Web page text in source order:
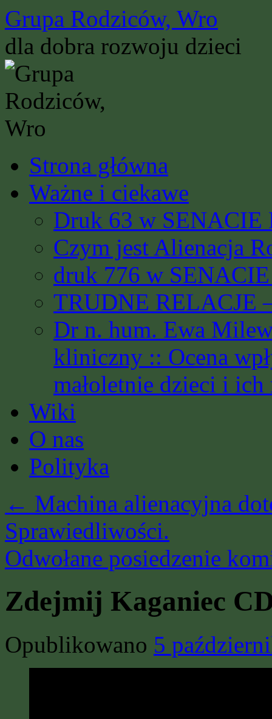
Przejdź
do
treści
Grupa Rodziców, Wro
dla dobra rozwoju dzieci
Strona główna
Ważne i ciekawe
Druk 63 w SENACIE
Czym jest Alienacja
druk 776 w
TRUDNE RELACJE
Dr n. hum. Ewa
kliniczny :: Ocena
małoletnie dzieci i
Wiki
O nas
Polityka
← Machina alienacyjna
Sprawiedliwości.
Odwołane posiedzenie
Zdejmij Kaganiec
Opublikowano 5